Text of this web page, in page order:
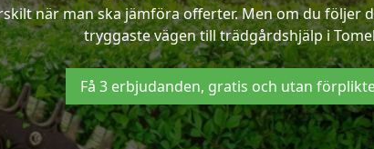
när man ska jämföra offerter. Men om du
tryggaste vägen till trädgårdshjälp i
Få 3 erbjudanden, gratis och utan